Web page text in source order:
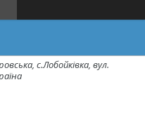
с.Лобойківка, вул.